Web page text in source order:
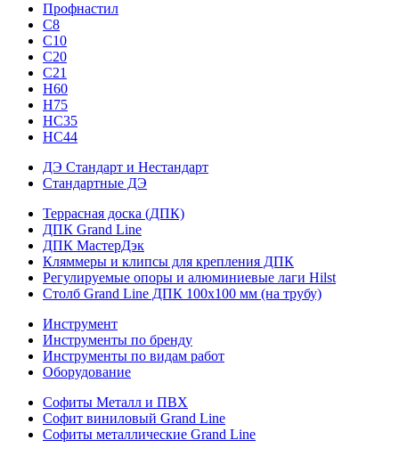
Профнастил
С8
С10
С20
С21
H60
H75
HС35
НС44
ДЭ Стандарт и Нестандарт
Стандартные ДЭ
Террасная доска (ДПК)
ДПК Grand Line
ДПК МастерДэк
Кляммеры и клипсы для крепления ДПК
Регулируемые опоры и алюминиевые лаги Hilst
Столб Grand Line ДПК 100х100 мм (на трубу)
Инструмент
Инструменты по бренду
Инструменты по видам работ
Оборудование
Софиты Металл и ПВХ
Софит виниловый Grand Line
Софиты металлические Grand Line